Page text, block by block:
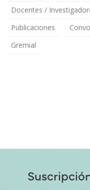
Docentes /
Publicaciones
Gremial